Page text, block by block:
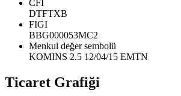
CFI
DTFTXB
FIGI
BBG000053MC2
Menkul değer sembolü
KOMINS 2.5 12/04/15 EMTN
Ticaret Grafiği